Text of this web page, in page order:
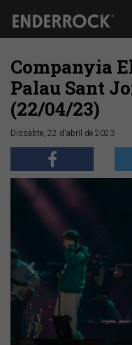
Companyia
Palau Sant
(22/04/23)
Dissabte, 22 d'abril de 2023
Anterior